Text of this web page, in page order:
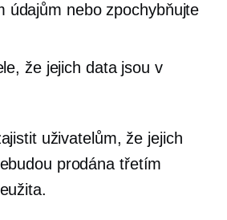
údajům nebo zpochybňujte
že jejich data jsou v
uživatelům, že jejich
prodána třetím